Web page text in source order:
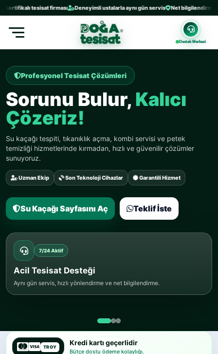
tesisat firması Deneyimli ustalarla aynı gün servis Net bilgilendirme ve
Destek Merkezi
Profesyonel Tesisat Çözümleri
Sorunu Bulur, Kalıcı
Çözeriz!
Su kaçağı tespiti, tıkanıklık açma, kombi servisi ve petek
temizliği hizmetlerinde kırmadan, hızlı ve güvenilir çözümler
sunuyoruz.
Uzman Ekip Son Teknoloji Cihazlar Garantili Hizmet
Su Kaçağı Sayfasını Aç Teklif İste
7/24 Aktif
Acil Tesisat Desteği
Aynı gün servis, hızlı yönlendirme ve net bilgilendirme.
TROY
Kredi kartı geçerlidir
Bütçe dostu ödeme kolaylığı.